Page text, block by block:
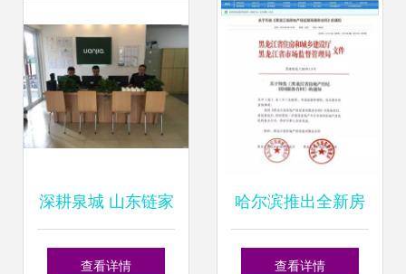
深耕泉城 山东链家
房地产济南第一百
查看详情
哈尔滨推出全新房
地产经纪居间服务
查看详情